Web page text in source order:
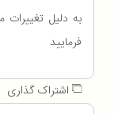
به دلیل
فرمایید
اشتراک گذاری